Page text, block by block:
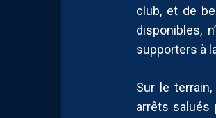
club, et de
disponibles,
supporters à
Sur le
arrêts salués